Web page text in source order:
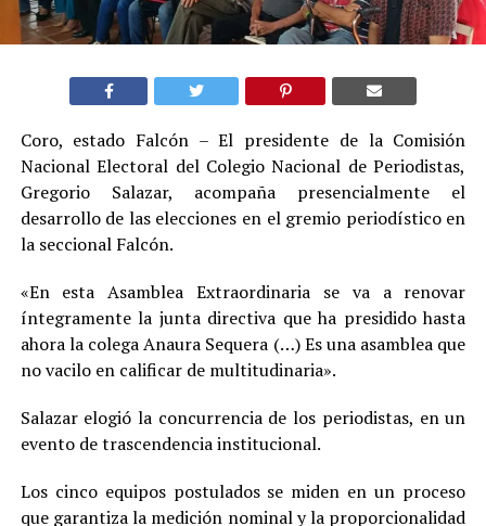
Coro, estado Falcón – El presidente de la Comisión
Nacional Electoral del Colegio Nacional de Periodistas,
Gregorio Salazar, acompaña presencialmente el
desarrollo de las elecciones en el gremio periodístico en
la seccional Falcón.
«En esta Asamblea Extraordinaria se va a renovar
íntegramente la junta directiva que ha presidido hasta
ahora la colega Anaura Sequera (…) Es una asamblea que
no vacilo en calificar de multitudinaria».
Salazar elogió la concurrencia de los periodistas, en un
evento de trascendencia institucional.
Los cinco equipos postulados se miden en un proceso
que garantiza la medición nominal y la proporcionalidad